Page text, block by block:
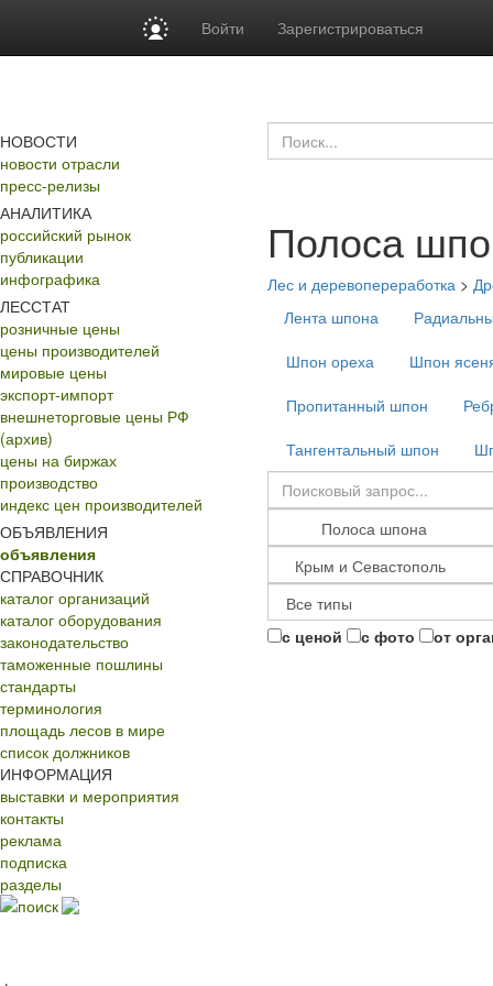
Войти Зарегистрироваться
НОВОСТИ
новости отрасли
пресс-релизы
АНАЛИТИКА
российский рынок
публикации
инфографика
ЛЕССТАТ
розничные цены
цены производителей
мировые цены
экспорт-импорт
внешнеторговые цены РФ
(архив)
цены на биржах
производство
индекс цен производителей
ОБЪЯВЛЕНИЯ
объявления
СПРАВОЧНИК
каталог организаций
каталог оборудования
законодательство
таможенные пошлины
стандарты
терминология
площадь лесов в мире
список должников
ИНФОРМАЦИЯ
выставки и мероприятия
контакты
реклама
подписка
разделы
поиск
Полоса
Лес и деревопереработка >
Лента шпона
Шпон ореха
Шпон
Пропитанный шпон
Тангентальный шпон
с ценой с фото от